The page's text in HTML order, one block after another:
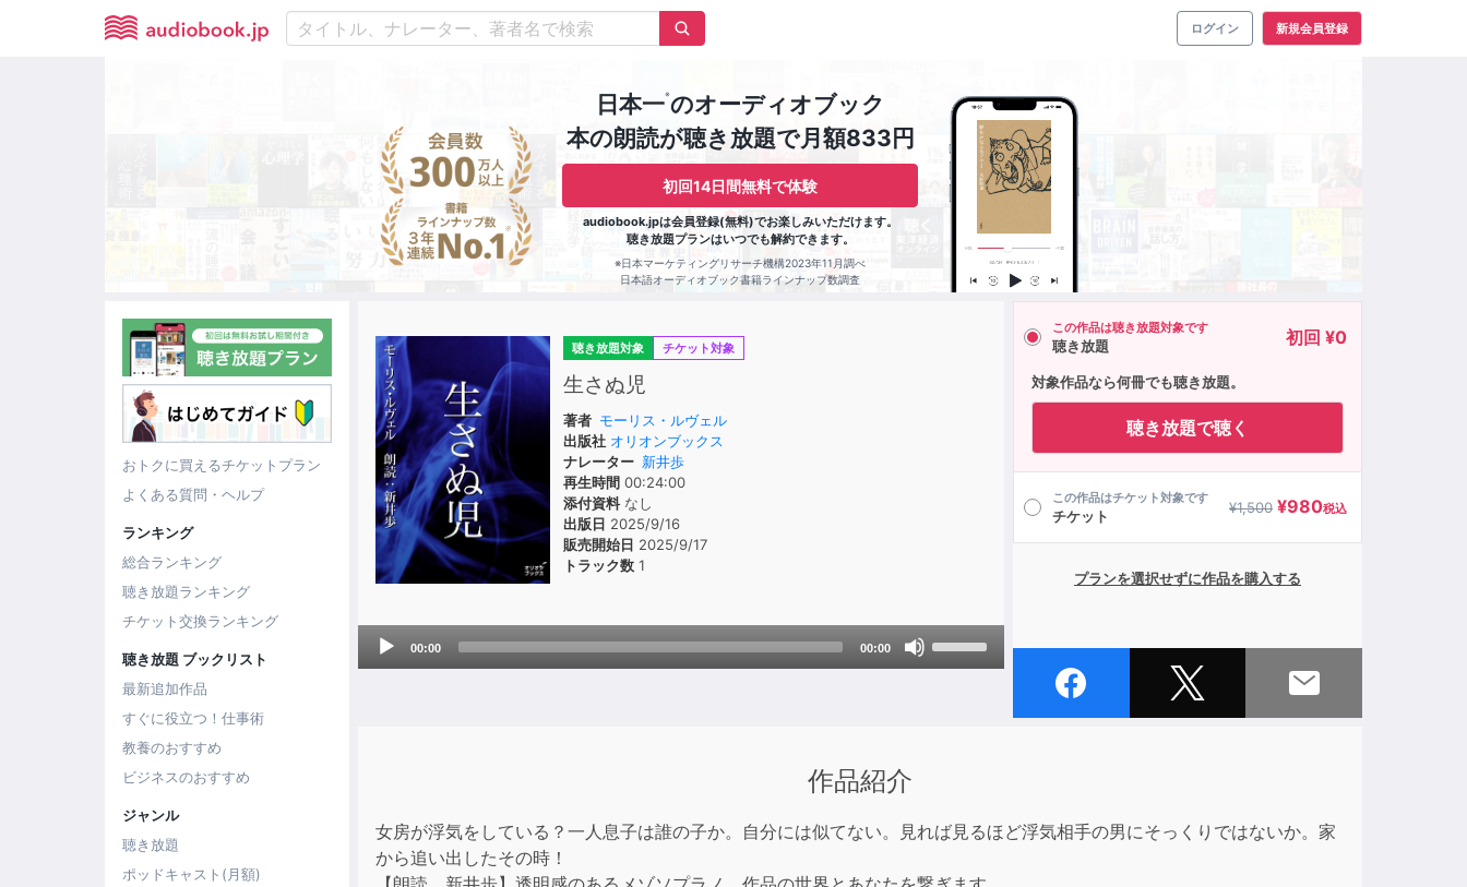
ログイン 新規会員登録
日本一※のオーディオブック
本の朗読が聴き放題で月額833円
初回14日間無料で体験
audiobook.jpは会員登録(無料)でお楽しみいただけます。
聴き放題プランはいつでも解約できます。
※日本マーケティングリサーチ機構2023年11月調べ
日本語オーディオブック書籍ラインナップ数調査
おトクに買えるチケットプラン
よくある質問・ヘルプ
ランキング
総合ランキング
聴き放題ランキング
チケット交換ランキング
聴き放題 ブックリスト
最新追加作品
すぐに役立つ！仕事術
教養のおすすめ
ビジネスのおすすめ
ジャンル
聴き放題
ポッドキャスト(月額)
聴き放題対象 チケット対象
生さぬ児
著者 モーリス・ルヴェル
出版社 オリオンブックス
ナレーター 新井歩
再生時間 00:24:00
添付資料なし
出版日 2025/9/16
販売開始日 2025/9/17
トラック数 1
Audio
00:00 00:00
decrease
volume.
この作品は聴き放題対象です
聴き放題 初回 ¥0
対象作品なら何冊でも聴き放題。
聴き放題で聴く
この作品はチケット対象です
チケット ¥1,500 ¥980税込
プランを選択せずに作品を購入する
作品紹介
女房が浮気をしている？一人息子は誰の子か。自分には似てない。見れば見るほど浮気相手の男にそっくりではないか。家
から追い出したその時！